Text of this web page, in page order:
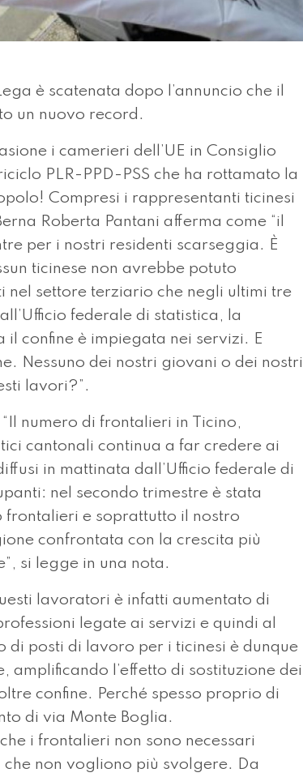
è scatenata dopo l’annuncio che il
un nuovo record.
i camerieri dell’UE in Consiglio
PLR-PPD-PSS che ha rottamato la
Compresi i rappresentanti ticinesi
Roberta Pantani afferma come “il
per i nostri residenti scarseggia. È
ticinese non avrebbe potuto
nel settore terziario che negli ultimi tre
federale di statistica, la
confine è impiegata nei servizi. E
Nessuno dei nostri giovani o dei nostri
lavori?”.
numero di frontalieri in Ticino,
cantonali continua a far credere ai
in mattinata dall’Ufficio federale di
nel secondo trimestre è stata
e soprattutto il nostro
confrontata con la crescita più
si legge in una nota.
lavoratori è infatti aumentato di
legate ai servizi e quindi al
di posti di lavoro per i ticinesi è dunque
l’effetto di sostituzione dei
confine. Perché spesso proprio di
di via Monte Boglia.
i frontalieri non sono necessari
non vogliono più svolgere. Da